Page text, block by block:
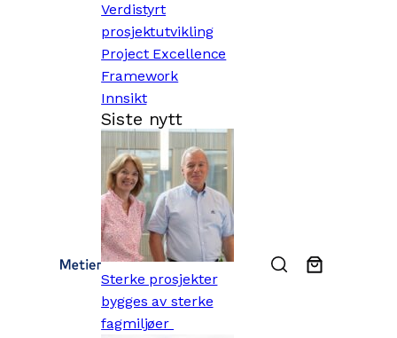
Verdistyrt
prosjektutvikling
Project Excellence
Framework
Innsikt
Siste nytt
Sterke prosjekter
bygges av sterke
fagmiljøer